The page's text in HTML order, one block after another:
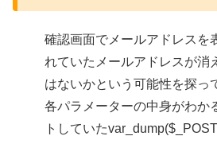
確認画面でメールアドレスを
れていたメールアドレスが消
はないかという可能性を探っ
各パラメーターの中身がわか
トしていた